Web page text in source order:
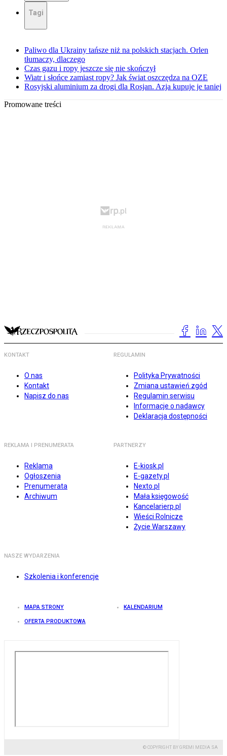
Tagi
Paliwo dla Ukrainy tańsze niż na polskich stacjach. Orlen
tłumaczy, dlaczego
Czas gazu i ropy jeszcze się nie skończył
Wiatr i słońce zamiast ropy? Jak świat oszczędza na OZE
Rosyjski aluminium za drogi dla Rosjan. Azja kupuje je taniej
Promowane treści
KONTAKT
O nas
Kontakt
Napisz do nas
REGULAMIN
Polityka Prywatności
Zmiana ustawień zgód
Regulamin serwisu
Informacje o nadawcy
Deklaracja dostępności
REKLAMA I PRENUMERATA
Reklama
Ogłoszenia
Prenumerata
Archiwum
PARTNERZY
E-kiosk.pl
E-gazety.pl
Nexto.pl
Mała księgowość
Kancelarierp.pl
Wieści Rolnicze
Życie Warszawy
NASZE WYDARZENIA
Szkolenia i konferencje
MAPA STRONY KALENDARIUM
OFERTA PRODUKTOWA
© COPYRIGHT BY GREMI MEDIA SA